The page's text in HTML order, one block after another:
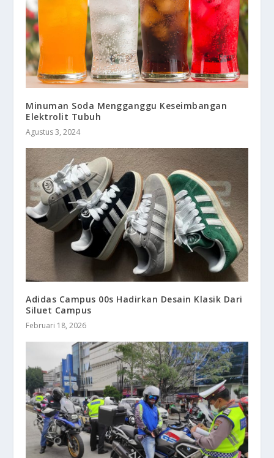
Minuman Soda Mengganggu Keseimbangan
Elektrolit Tubuh
Agustus 3, 2024
Adidas Campus 00s Hadirkan Desain Klasik Dari
Siluet Campus
Februari 18, 2026